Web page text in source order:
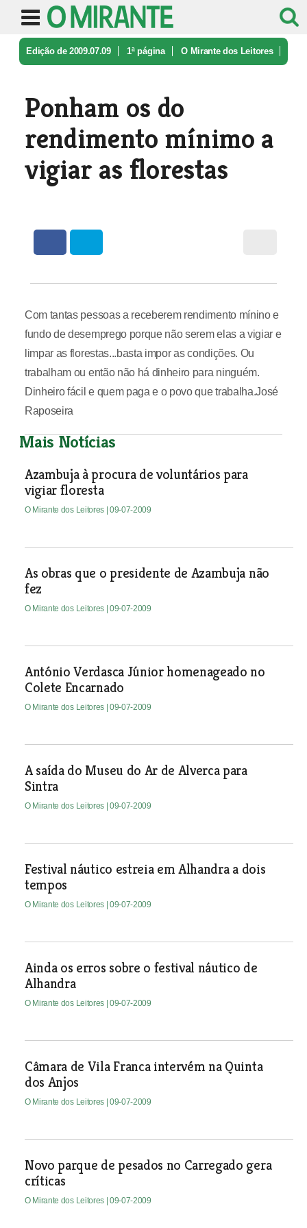
Edição de 2009.07.09 1ª página O Mirante dos Leitores
Ponham os do
rendimento mínimo a
vigiar as florestas
Com tantas pessoas a receberem rendimento mínino e
fundo de desemprego porque não serem elas a vigiar e
limpar as florestas...basta impor as condições. Ou
trabalham ou então não há dinheiro para ninguém.
Dinheiro fácil e quem paga e o povo que trabalha.José
Raposeira
Mais Notícias
Azambuja à procura de voluntários para
vigiar floresta
O Mirante dos Leitores | 09-07-2009
As obras que o presidente de Azambuja não
fez
O Mirante dos Leitores | 09-07-2009
António Verdasca Júnior homenageado no
Colete Encarnado
O Mirante dos Leitores | 09-07-2009
A saída do Museu do Ar de Alverca para
Sintra
O Mirante dos Leitores | 09-07-2009
Festival náutico estreia em Alhandra a dois
tempos
O Mirante dos Leitores | 09-07-2009
Ainda os erros sobre o festival náutico de
Alhandra
O Mirante dos Leitores | 09-07-2009
Câmara de Vila Franca intervém na Quinta
dos Anjos
O Mirante dos Leitores | 09-07-2009
Novo parque de pesados no Carregado gera
críticas
O Mirante dos Leitores | 09-07-2009